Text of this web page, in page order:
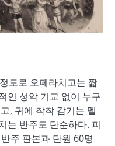
도로 오페라치고는 짧
인 성악 기교 없이 누구
, 귀에 착착 감기는 멜
는 반주도 단순하다. 피
주 판본과 단원 60명